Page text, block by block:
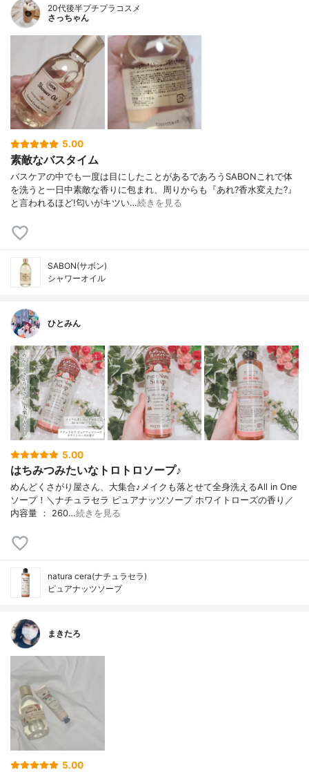
20代後半プチプラコスメ
さっちゃん
5.00
素敵なバスタイム
バスケアの中でも一度は目にしたことがあるであろうSABONこれで体
を洗うと一日中素敵な香りに包まれ、周りからも『あれ?香水変えた?』
と言われるほど!匂いがキツい…続きを見る
SABON(サボン)
シャワーオイル
ひとみん
5.00
はちみつみたいなトロトロソープ♪
めんどくさがり屋さん、大集合♪メイクも落とせて全身洗えるAll in One
ソープ！＼ナチュラセラ ピュアナッツソープ ホワイトローズの香り／
内容量 ： 260…続きを見る
natura cera(ナチュラセラ)
ピュアナッツソープ
まきたろ
5.00